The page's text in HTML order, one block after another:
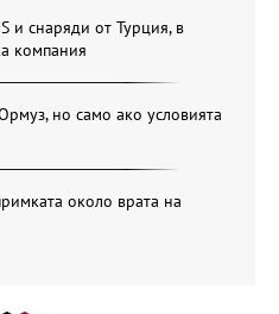
и снаряди от Турция, в
компания
но само ако условията
около врата на